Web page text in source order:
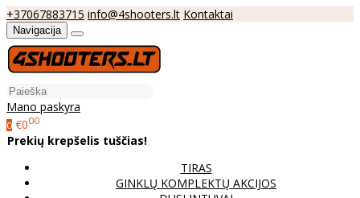
+37067883715 info@4shooters.lt Kontaktai
Navigacija
Mano paskyra
0 €000
Prekių krepšelis tuščias!
TIRAS
GINKLŲ KOMPLEKTŲ AKCIJOS